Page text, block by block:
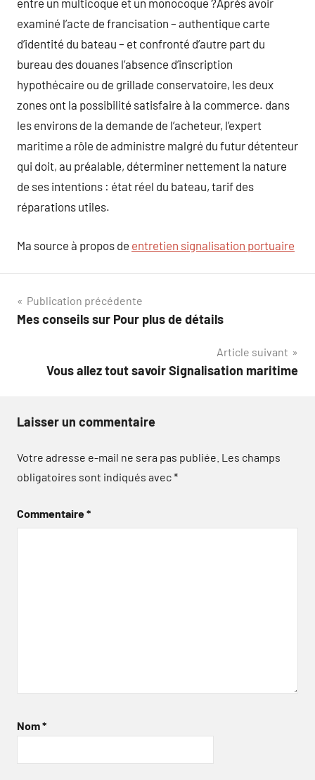
entre un multicoque et un monocoque ?Après avoir
examiné l’acte de francisation – authentique carte
d’identité du bateau – et confronté d’autre part du
bureau des douanes l’absence d’inscription
hypothécaire ou de grillade conservatoire, les deux
zones ont la possibilité satisfaire à la commerce. dans
les environs de la demande de l’acheteur, l’expert
maritime a rôle de administre malgré du futur détenteur
qui doit, au préalable, déterminer nettement la nature
de ses intentions : état réel du bateau, tarif des
réparations utiles.
Ma source à propos de entretien signalisation portuaire
Navigation
de
Publication précédente
Mes conseils sur Pour plus de détails
Article suivant
Vous allez tout savoir Signalisation maritime
Laisser un commentaire
Votre adresse e-mail ne sera pas publiée. Les champs
obligatoires sont indiqués avec*
Commentaire*
Nom*